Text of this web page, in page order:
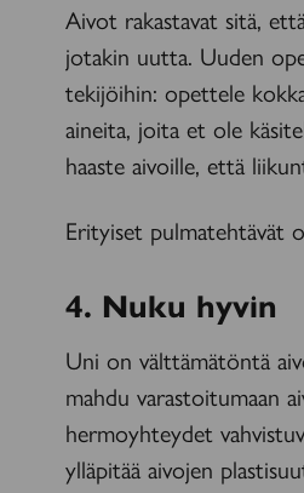
Aivot rakastavat sitä,
jotakin uutta. Uuden
tekijöihin: opettele
aineita, joita et ole
haaste aivoille, että
Erityiset pulmatehtävät
4. Nuku hyvin
Uni on välttämätöntä
mahdu varastoitumaan
hermoyhteydet
ylläpitää aivojen